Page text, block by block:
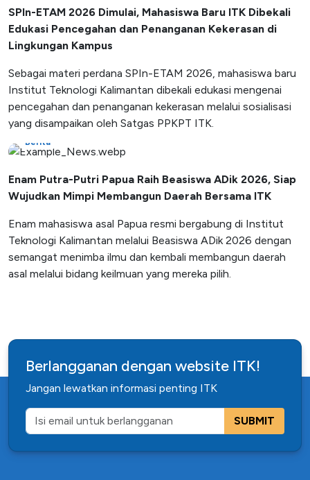
SPIn-ETAM 2026 Dimulai, Mahasiswa Baru ITK Dibekali
Edukasi Pencegahan dan Penanganan Kekerasan di
Lingkungan Kampus
Sebagai materi perdana SPIn-ETAM 2026, mahasiswa baru
Institut Teknologi Kalimantan dibekali edukasi mengenai
pencegahan dan penanganan kekerasan melalui sosialisasi
yang disampaikan oleh Satgas PPKPT ITK.
Berita
Enam Putra-Putri Papua Raih Beasiswa ADik 2026, Siap
Wujudkan Mimpi Membangun Daerah Bersama ITK
Enam mahasiswa asal Papua resmi bergabung di Institut
Teknologi Kalimantan melalui Beasiswa ADik 2026 dengan
semangat menimba ilmu dan kembali membangun daerah
asal melalui bidang keilmuan yang mereka pilih.
Berlangganan dengan website ITK!
Jangan lewatkan informasi penting ITK
SUBMIT